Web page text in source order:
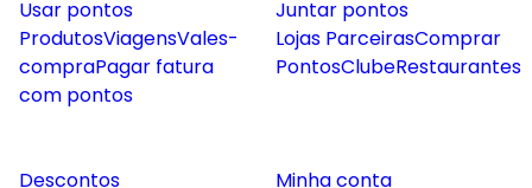
Usar pontos
ProdutosViagensVales-
compraPagar fatura
com pontos
Juntar pontos
Lojas ParceirasComprar
PontosClubeRestaurantes
Descontos
Minha conta